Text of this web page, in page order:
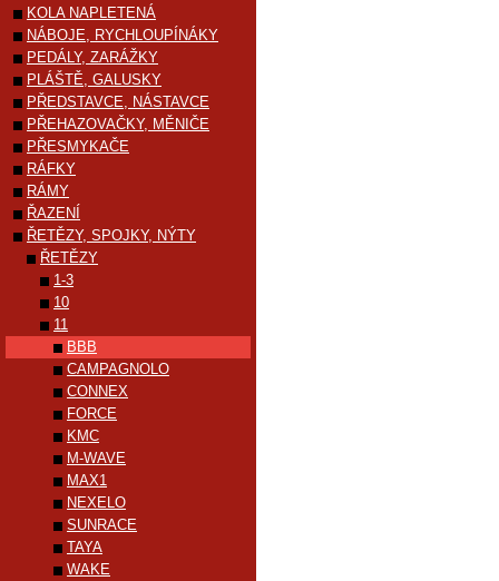
KOLA NAPLETENÁ
NÁBOJE, RYCHLOUPÍNÁKY
PEDÁLY, ZARÁŽKY
PLÁŠTĚ, GALUSKY
PŘEDSTAVCE, NÁSTAVCE
PŘEHAZOVAČKY, MĚNIČE
PŘESMYKAČE
RÁFKY
RÁMY
ŘAZENÍ
ŘETĚZY, SPOJKY, NÝTY
ŘETĚZY
1-3
10
11
BBB
CAMPAGNOLO
CONNEX
FORCE
KMC
M-WAVE
MAX1
NEXELO
SUNRACE
TAYA
WAKE